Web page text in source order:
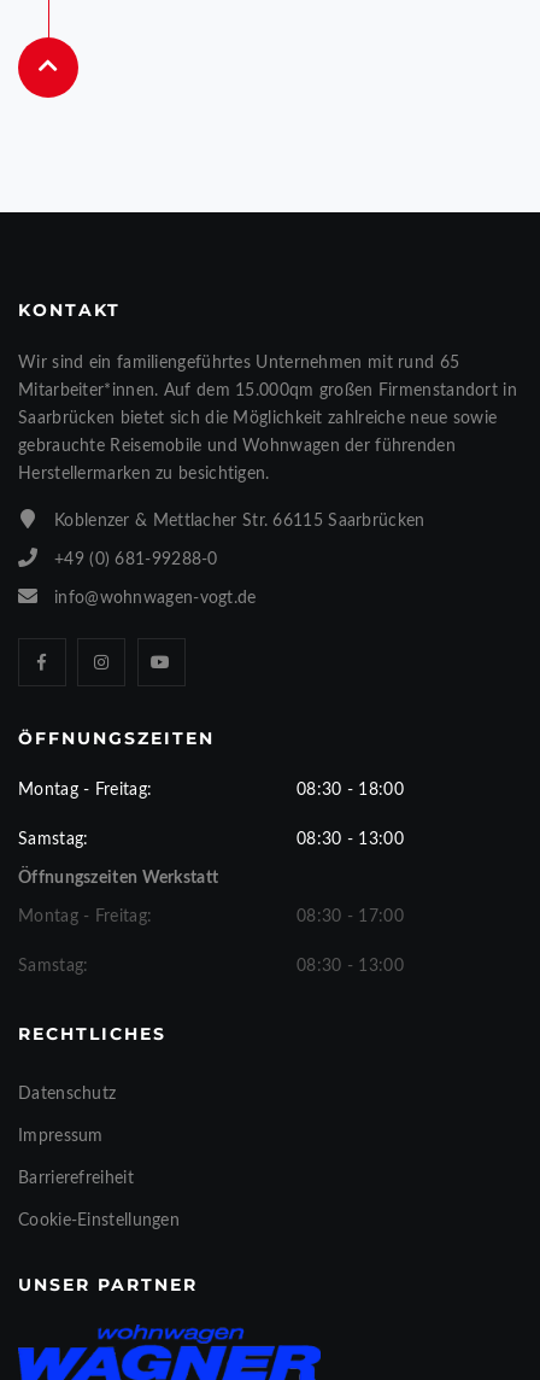
KONTAKT
Wir sind ein familiengeführtes Unternehmen mit rund 65
Mitarbeiter*innen. Auf dem 15.000qm großen Firmenstandort in
Saarbrücken bietet sich die Möglichkeit zahlreiche neue sowie
gebrauchte Reisemobile und Wohnwagen der führenden
Herstellermarken zu besichtigen.
Koblenzer & Mettlacher Str. 66115 Saarbrücken
+49 (0) 681-99288-0
info@wohnwagen-vogt.de
ÖFFNUNGSZEITEN
Montag - Freitag: 08:30 - 18:00
Samstag: 08:30 - 13:00
Öffnungszeiten Werkstatt
Montag - Freitag: 08:30 - 17:00
Samstag: 08:30 - 13:00
RECHTLICHES
Datenschutz
Impressum
Barrierefreiheit
Cookie-Einstellungen
UNSER PARTNER